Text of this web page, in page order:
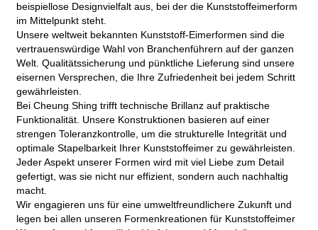
beispiellose Designvielfalt aus, bei der die Kunststoffeimerform
im Mittelpunkt steht.
Unsere weltweit bekannten Kunststoff-Eimerformen sind die
vertrauenswürdige Wahl von Branchenführern auf der ganzen
Welt. Qualitätssicherung und pünktliche Lieferung sind unsere
eisernen Versprechen, die Ihre Zufriedenheit bei jedem Schritt
gewährleisten.
Bei Cheung Shing trifft technische Brillanz auf praktische
Funktionalität. Unsere Konstruktionen basieren auf einer
strengen Toleranzkontrolle, um die strukturelle Integrität und
optimale Stapelbarkeit Ihrer Kunststoffeimer zu gewährleisten.
Jeder Aspekt unserer Formen wird mit viel Liebe zum Detail
gefertigt, was sie nicht nur effizient, sondern auch nachhaltig
macht.
Wir engagieren uns für eine umweltfreundlichere Zukunft und
legen bei allen unseren Formenkreationen für Kunststoffeimer